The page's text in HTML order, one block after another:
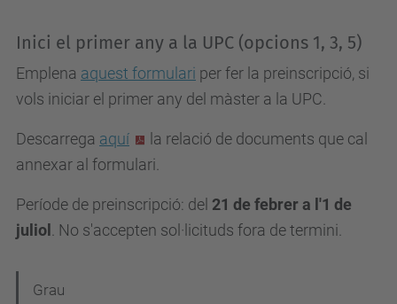
Inici el primer any a la UPC (opcions 1, 3, 5)
Emplena aquest formulari per fer la preinscripció, si
vols iniciar el primer any del màster a la UPC.
Descarrega aquí
la relació de documents que cal
annexar al formulari.
Període de preinscripció: del 21 de febrer a l'1 de
juliol
. No s'accepten sol·licituds fora de termini.
Grau